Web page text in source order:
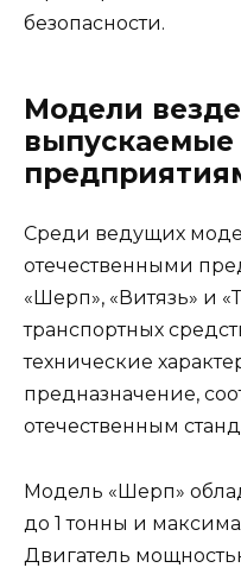
безопасности.
Модели
Среди ведущих
отечественными
«Шерп», «Витязь» и
транспортных
технические
предназначение,
отечественным
Модель «Шерп»
до 1 тонны и
Двигатель